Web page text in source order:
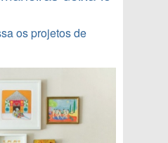
os projetos de